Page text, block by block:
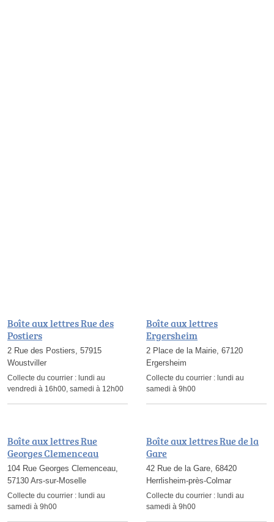
Boîte aux lettres Rue des
Postiers
2 Rue des Postiers, 57915
Woustviller
Collecte du courrier : lundi au
vendredi à 16h00, samedi à 12h00
Boîte aux lettres
Ergersheim
2 Place de la Mairie, 67120
Ergersheim
Collecte du courrier : lundi au
samedi à 9h00
Boîte aux lettres Rue
Georges Clemenceau
104 Rue Georges Clemenceau,
57130 Ars-sur-Moselle
Collecte du courrier : lundi au
samedi à 9h00
Boîte aux lettres Rue de la
Gare
42 Rue de la Gare, 68420
Herrlisheim-près-Colmar
Collecte du courrier : lundi au
samedi à 9h00